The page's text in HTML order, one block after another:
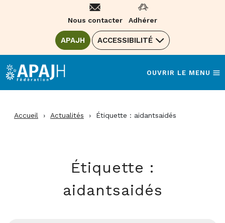
Nous contacter Adhérer
ALLER SUR LE SITE DE LA FÉDÉRATION
APAJH (OUVRE UNE NOUVELLE FENÊTRE)
ACCESSIBILITÉ
OUVRIR LE MENU
Accueil › Actualités › Étiquette : aidantsaidés
Étiquette :
aidantsaidés